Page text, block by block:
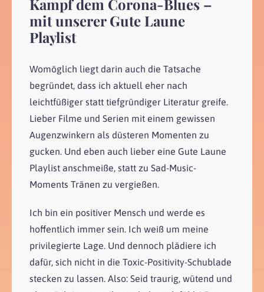
Kampf dem Corona-Blues –
mit unserer Gute Laune
Playlist
Womöglich liegt darin auch die Tatsache
begründet, dass ich aktuell eher nach
leichtfüßiger statt tiefgründiger Literatur greife.
Lieber Filme und Serien mit einem gewissen
Augenzwinkern als düsteren Momenten zu
gucken. Und eben auch lieber eine Gute Laune
Playlist anschmeiße, statt zu Sad-Music-
Moments Tränen zu vergießen.
Ich bin ein positiver Mensch und werde es
hoffentlich immer sein. Ich weiß um meine
privilegierte Lage. Und dennoch plädiere ich
dafür, sich nicht in die Toxic-Positivity-Schublade
stecken zu lassen. Also: Seid traurig, wütend und